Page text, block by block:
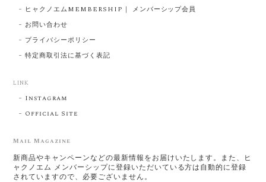
ヒャクノエムMEMBERSHIP｜ メンバーシップ会員
お問い合わせ
プライバシーポリシー
特定商取引法に基づく表記
LINK
Instagram
Official Site
Mail Magazine
新商品やキャンペーンなどの最新情報をお届けいたします。また、ヒ
ャクノエム メンバーシップに登録いただいている方は自動的に登録
されていますので、必要ございません。